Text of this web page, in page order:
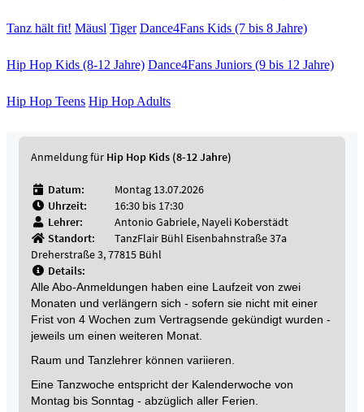
Tanz hält fit! Mäusl Tiger Dance4Fans Kids (7 bis 8 Jahre)
Hip Hop Kids (8-12 Jahre) Dance4Fans Juniors (9 bis 12 Jahre)
Hip Hop Teens Hip Hop Adults